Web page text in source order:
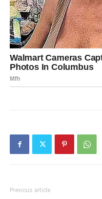
Previous article